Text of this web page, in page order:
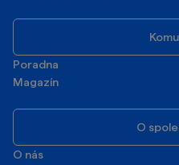
Poradna
Magazín
O
O nás